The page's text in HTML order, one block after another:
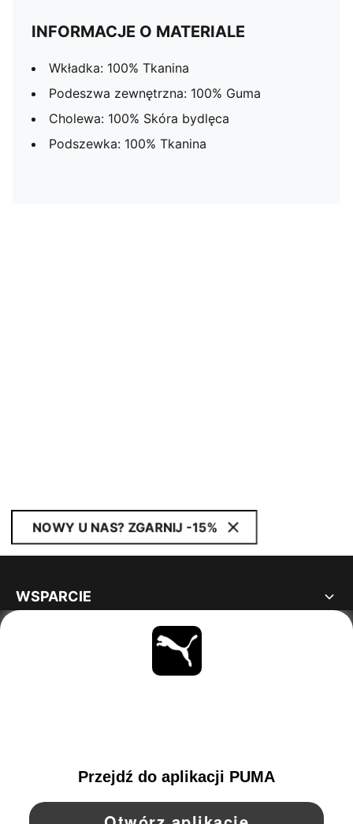
INFORMACJE O MATERIALE
Wkładka: 100% Tkanina
Podeszwa zewnętrzna: 100% Guma
Cholewa: 100% Skóra bydlęca
Podszewka: 100% Tkanina
NOWY U NAS? ZGARNIJ -15%
WSPARCIE
YouTube Twitter Pinterest Instagram